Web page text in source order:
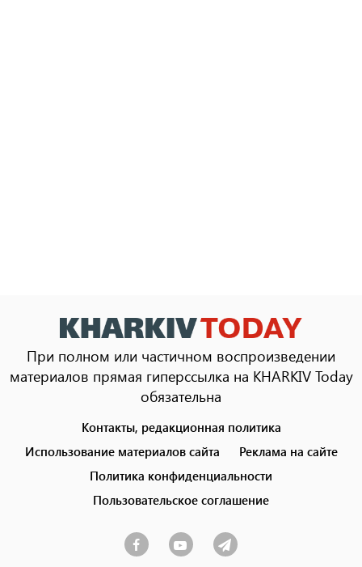
При полном или частичном воспроизведении
материалов прямая гиперссылка на KHARKIV Today
обязательна
menu
Контакты, редакционная политика
Использование материалов сайта
Реклама на сайте
Политика конфиденциальности
Пользовательское соглашение